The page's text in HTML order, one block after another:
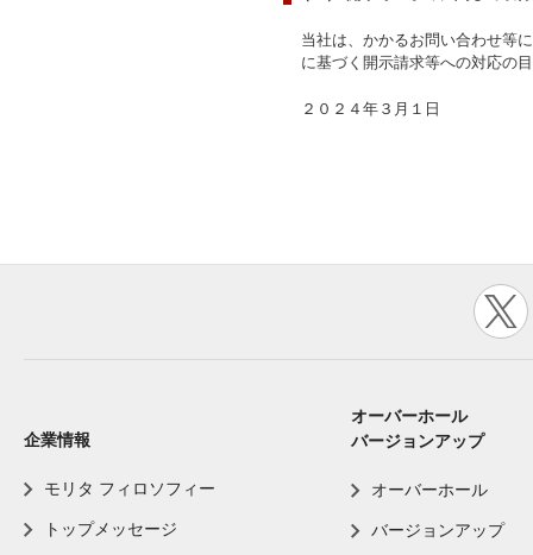
当社は、かかるお問い合わせ等
に基づく開示請求等への対応の
２０２４年３月１日
企業情報
モリタ フィロソフィー
トップメッセージ
オーバーホール
バージョンアップ
オーバーホール
バージョンアップ